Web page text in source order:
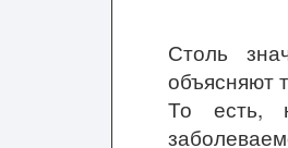
Столь
объясняют
То есть,